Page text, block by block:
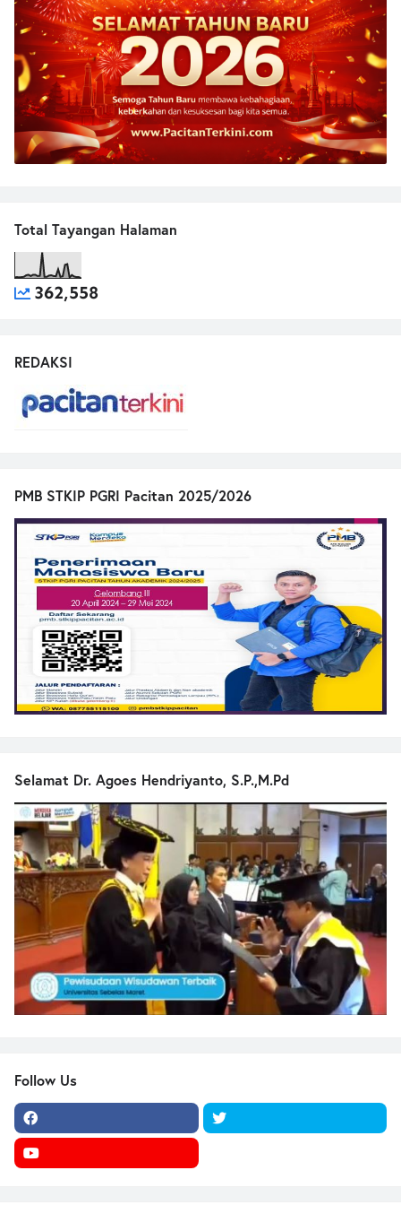
Total Tayangan Halaman
362,558
REDAKSI
PMB STKIP PGRI Pacitan 2025/2026
Selamat Dr. Agoes Hendriyanto, S.P.,M.Pd
Follow Us